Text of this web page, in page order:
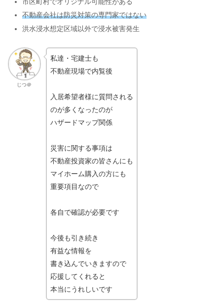
不動産会社は防災対策の専門家ではない
洪水浸水想定区域以外で浸水被害発生
じつ＠
私達・宅建士も
不動産現場で内覧後
入居希望者様に質問される
のが多くなったのが
ハザードマップ関係
災害に関する事項は
不動産投資家の皆さんにも
マイホーム購入の方にも
重要項目なので
各自で確認が必要です
今後も引き続き
有益な情報を
書き込んでいきますので
応援してくれると
本当にうれしいです